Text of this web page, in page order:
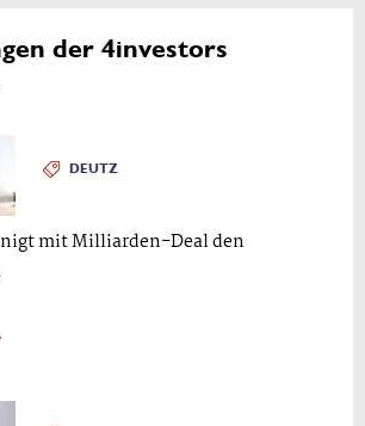
der 4investors
DEUTZ
mit Milliarden-Deal den